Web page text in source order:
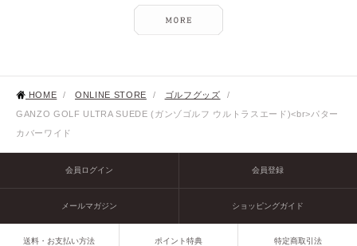
HOME / ONLINE STORE / ゴルフグッズ
/
GANZO GOLF ULTRA SUEDE (ガンゾゴルフ ウルトラスエード)<br>パター
カバーワイド
会員ログイン 会員登録
メールマガジン ショッピングガイド
送料・お支払い方法 ポイント特典 特定商取引法